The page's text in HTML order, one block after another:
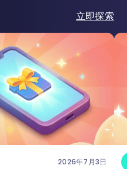
立即探索
2026年7月3日